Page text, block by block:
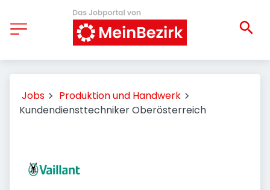
Jobs
Produktion und Handwerk
Kundendiensttechniker Oberösterreich